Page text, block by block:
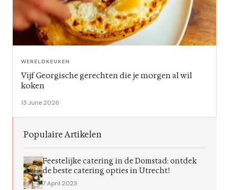
WERELDKEUKEN
Vijf Georgische gerechten die je morgen al wil
koken
13 June 2026
Populaire Artikelen
Feestelijke catering in de Domstad: ontdek
de beste catering opties in Utrecht!
7 April 2023